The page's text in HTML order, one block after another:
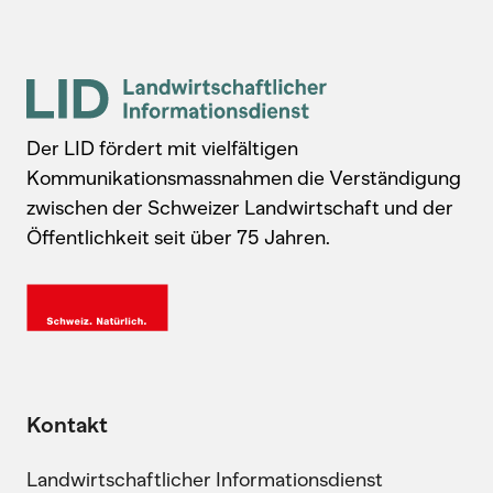
Der LID fördert mit vielfältigen
Kommunikationsmassnahmen die Verständigung
zwischen der Schweizer Landwirtschaft und der
Öffentlichkeit seit über 75 Jahren.
Kontakt
Landwirtschaftlicher Informationsdienst